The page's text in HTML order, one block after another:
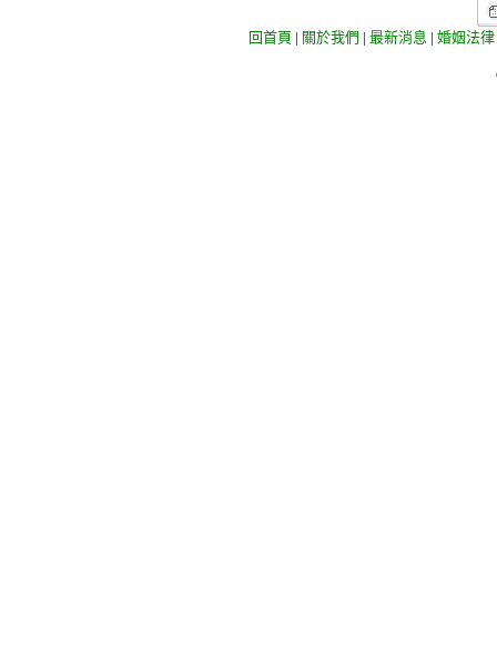
回首頁 | 關於我們 | 最新消息 | 婚姻法律